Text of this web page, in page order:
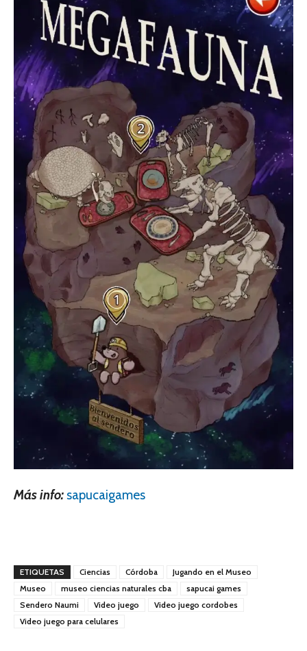
Más info:sapucaigames
ETIQUETAS Ciencias Córdoba
Jugando en el Museo
Museo
museo ciencias naturales cba
sapucai games
Sendero Naumi
Video juego
Video juego cordobes
Video juego para celulares